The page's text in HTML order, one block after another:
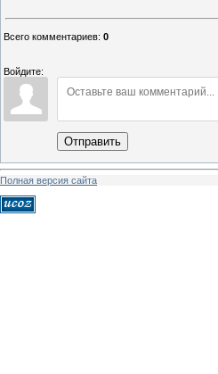
Всего комментариев: 0
Войдите:
Отправить
Полная версия сайта